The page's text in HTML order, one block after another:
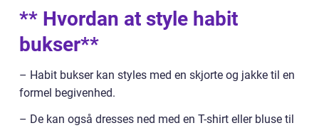
** Hvordan at style habit
bukser**
– Habit bukser kan styles med en skjorte og jakke til en
formel begivenhed.
– De kan også dresses ned med en T-shirt eller bluse til